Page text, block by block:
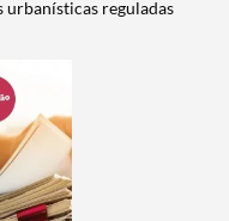
urbanísticas reguladas